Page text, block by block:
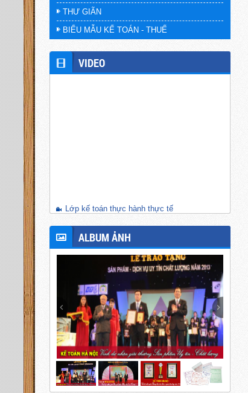
THƯ GIÃN
BIỂU MẪU KẾ TOÁN - THUẾ
VIDEO
Lớp kế toán thực hành thực tế
ALBUM ẢNH